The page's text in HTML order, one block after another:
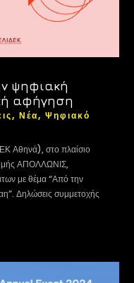
ψηφιακή
αφήγηση
,Νέα,Ψηφιακό
Αθηνά), στο πλαίσιο
ΑΠΟΛΛΩΝΙΣ,
με θέμα “Από την
Δηλώσεις συμμετοχής